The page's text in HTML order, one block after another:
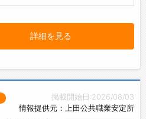
詳細を見る
掲載開始日:2026/08/03
情報提供元：上田公共職業安定所